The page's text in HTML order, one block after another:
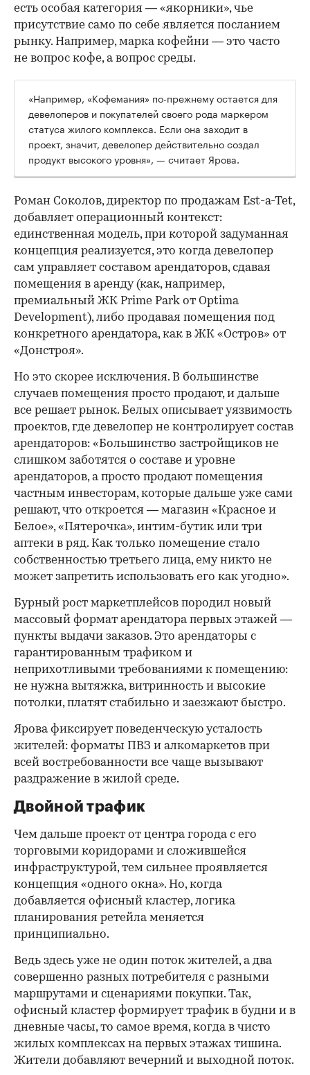
есть особая категория — «якорники», чье
присутствие само по себе является посланием
рынку. Например, марка кофейни — это часто
не вопрос кофе, а вопрос среды.
«Например, «Кофемания» по-прежнему остается для
девелоперов и покупателей своего рода маркером
статуса жилого комплекса. Если она заходит в
проект, значит, девелопер действительно создал
продукт высокого уровня», — считает Ярова.
Роман Соколов, директор по продажам Est-a-Tet,
добавляет операционный контекст:
единственная модель, при которой задуманная
концепция реализуется, это когда девелопер
сам управляет составом арендаторов, сдавая
помещения в аренду (как, например,
премиальный ЖК Prime Park от Optima
Development), либо продавая помещения под
конкретного арендатора, как в ЖК «Остров» от
«Донстроя».
Но это скорее исключения. В большинстве
случаев помещения просто продают, и дальше
все решает рынок. Белых описывает уязвимость
проектов, где девелопер не контролирует состав
арендаторов: «Большинство застройщиков не
слишком заботятся о составе и уровне
арендаторов, а просто продают помещения
частным инвесторам, которые дальше уже сами
решают, что откроется — магазин «Красное и
Белое», «Пятерочка», интим-бутик или три
аптеки в ряд. Как только помещение стало
собственностью третьего лица, ему никто не
может запретить использовать его как угодно».
Бурный рост маркетплейсов породил новый
массовый формат арендатора первых этажей —
пункты выдачи заказов. Это арендаторы с
гарантированным трафиком и
неприхотливыми требованиями к помещению:
не нужна вытяжка, витринность и высокие
потолки, платят стабильно и заезжают быстро.
Ярова фиксирует поведенческую усталость
жителей: форматы ПВЗ и алкомаркетов при
всей востребованности все чаще вызывают
раздражение в жилой среде.
Двойной трафик
Чем дальше проект от центра города с его
торговыми коридорами и сложившейся
инфраструктурой, тем сильнее проявляется
концепция «одного окна». Но, когда
добавляется офисный кластер, логика
планирования ретейла меняется
принципиально.
Ведь здесь уже не один поток жителей, а два
совершенно разных потребителя с разными
маршрутами и сценариями покупки. Так,
офисный кластер формирует трафик в будни и в
дневные часы, то самое время, когда в чисто
жилых комплексах на первых этажах тишина.
Жители добавляют вечерний и выходной поток.